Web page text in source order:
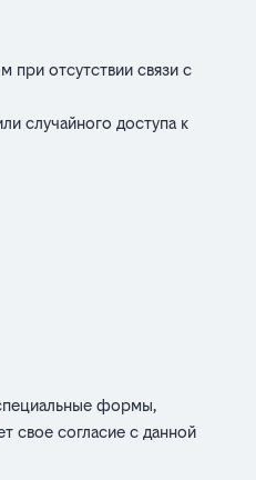
при отсутствии связи с
случайного доступа к
формы,
свое согласие с данной